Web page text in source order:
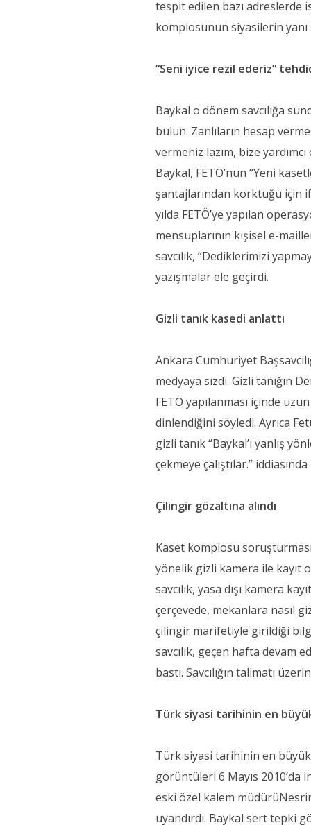
tespit edilen bazı adreslerde
komplosunun siyasilerin yanı
“Seni iyice rezil ederiz”
Baykal o dönem savcılığa
bulun. Zanlıların hesap
vermeniz lazım, bize
Baykal, FETÖ’nün “Yeni
şantajlarından korktuğu için
yılda FETÖ’ye yapılan
mensuplarının kişisel e-
savcılık, “Dediklerimizi
yazışmalar ele geçirdi.
Gizli tanık kasedi anlattı
Ankara Cumhuriyet
medyaya sızdı. Gizli tanığın
FETÖ yapılanması içinde
dinlendiğini söyledi. Ayrıca
gizli tanık “Baykal’ı yanlış
çekmeye çalıştılar.”
Çilingir gözaltına alındı
Kaset komplosu
yönelik gizli kamera ile kayıt
savcılık, yasa dışı kamera
çerçevede, mekanlara nasıl
çilingir marifetiyle girildiği
savcılık, geçen hafta devam
bastı. Savcılığın talimatı
Türk siyasi tarihinin en
Türk siyasi tarihinin en
görüntüleri 6 Mayıs 2010’da
eski özel kalem
uyandırdı. Baykal sert tepki